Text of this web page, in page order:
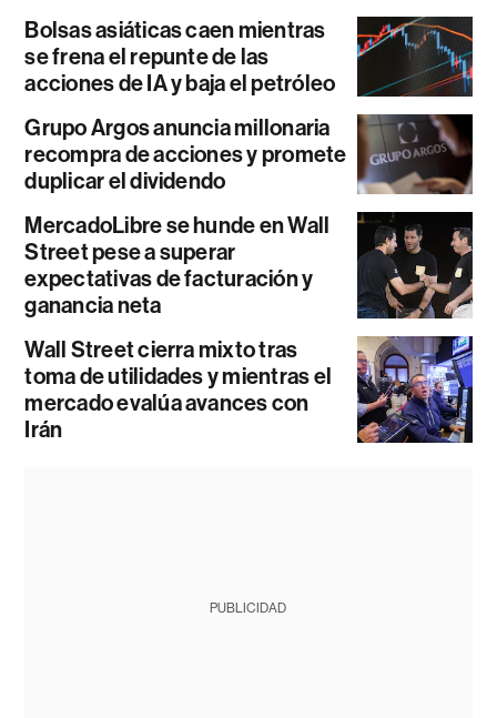
Bolsas asiáticas caen mientras
se frena el repunte de las
acciones de IA y baja el petróleo
Grupo Argos anuncia millonaria
recompra de acciones y promete
duplicar el dividendo
MercadoLibre se hunde en Wall
Street pese a superar
expectativas de facturación y
ganancia neta
Wall Street cierra mixto tras
toma de utilidades y mientras el
mercado evalúa avances con
Irán
PUBLICIDAD